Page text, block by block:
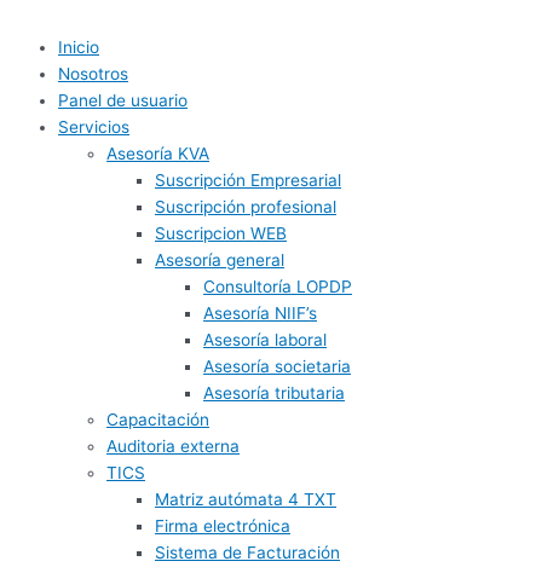
Inicio
Nosotros
Panel de usuario
Servicios
Asesoría KVA
Suscripción Empresarial
Suscripción profesional
Suscripcion WEB
Asesoría general
Consultoría LOPDP
Asesoría NIIF’s
Asesoría laboral
Asesoría societaria
Asesoría tributaria
Capacitación
Auditoria externa
TICS
Matriz autómata 4 TXT
Firma electrónica
Sistema de Facturación